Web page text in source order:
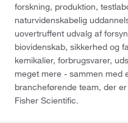
forskning, produktion,
naturvidenskabelig
uovertruffent udvalg af
biovidenskab, sikkerhed og
kemikalier, forbrugsvarer,
meget mere - sammen med
brancheførende team, der
Fisher Scientific.